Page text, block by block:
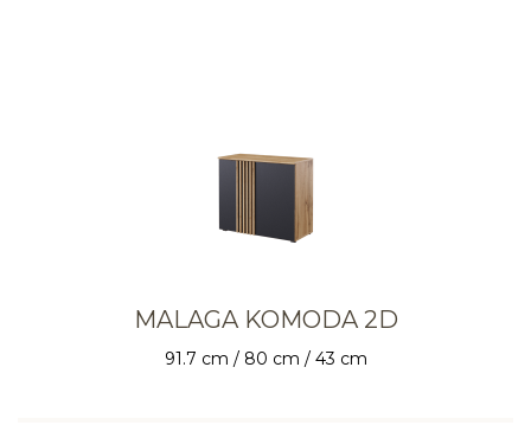
MALAGA KOMODA 2D
91.7 cm / 80 cm / 43 cm